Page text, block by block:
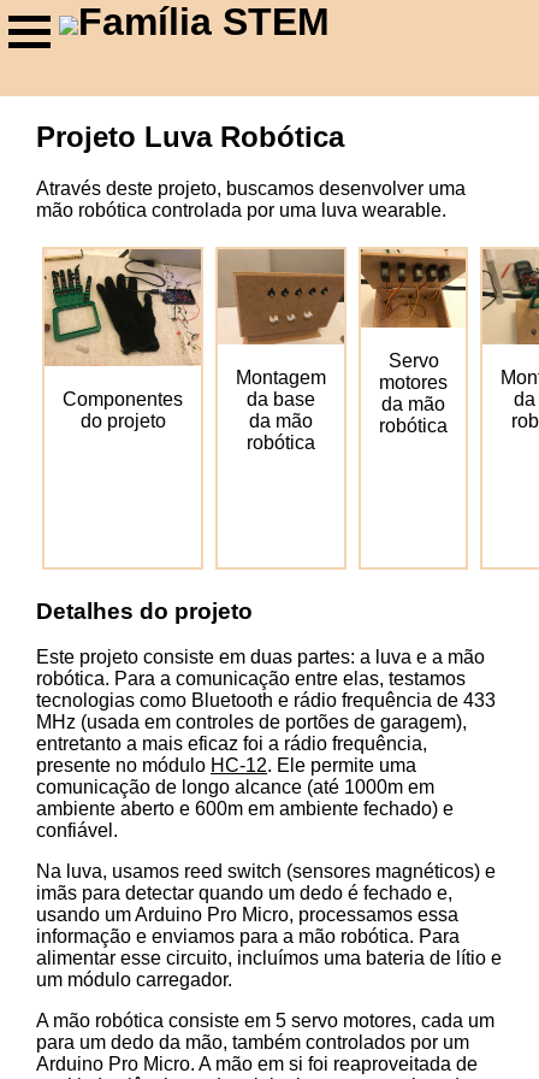
Família STEM
Projeto Luva Robótica
Através deste projeto, buscamos desenvolver uma
mão robótica controlada por uma luva wearable.
Componentes
do projeto
Montagem
da base
da mão
robótica
Servo
motores
da mão
robótica
da
Detalhes do projeto
Este projeto consiste em duas partes: a luva e a mão
robótica. Para a comunicação entre elas, testamos
tecnologias como Bluetooth e rádio frequência de 433
MHz (usada em controles de portões de garagem),
entretanto a mais eficaz foi a rádio frequência,
presente no módulo HC-12. Ele permite uma
comunicação de longo alcance (até 1000m em
ambiente aberto e 600m em ambiente fechado) e
confiável.
Na luva, usamos reed switch (sensores magnéticos) e
imãs para detectar quando um dedo é fechado e,
usando um Arduino Pro Micro, processamos essa
informação e enviamos para a mão robótica. Para
alimentar esse circuito, incluímos uma bateria de lítio e
um módulo carregador.
A mão robótica consiste em 5 servo motores, cada um
para um dedo da mão, também controlados por um
Arduino Pro Micro. A mão em si foi reaproveitada de